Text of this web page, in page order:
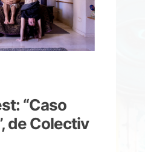
“Caso
de Colectiv